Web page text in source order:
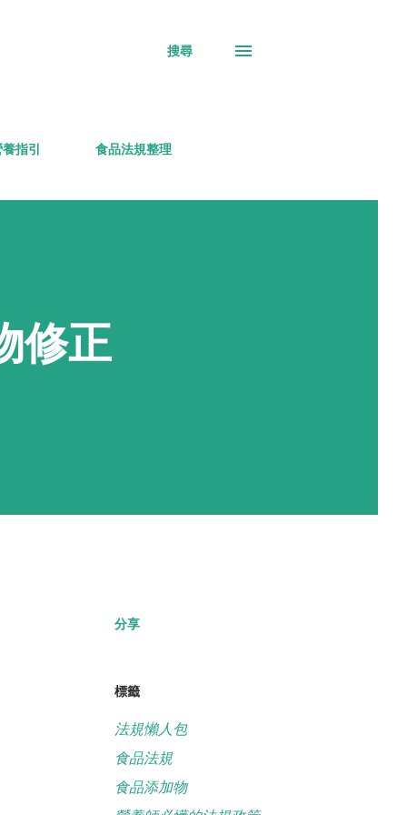
搜尋
指引 食品法規整理
修正
分享
標籤
法規懶人包
食品法規
食品添加物